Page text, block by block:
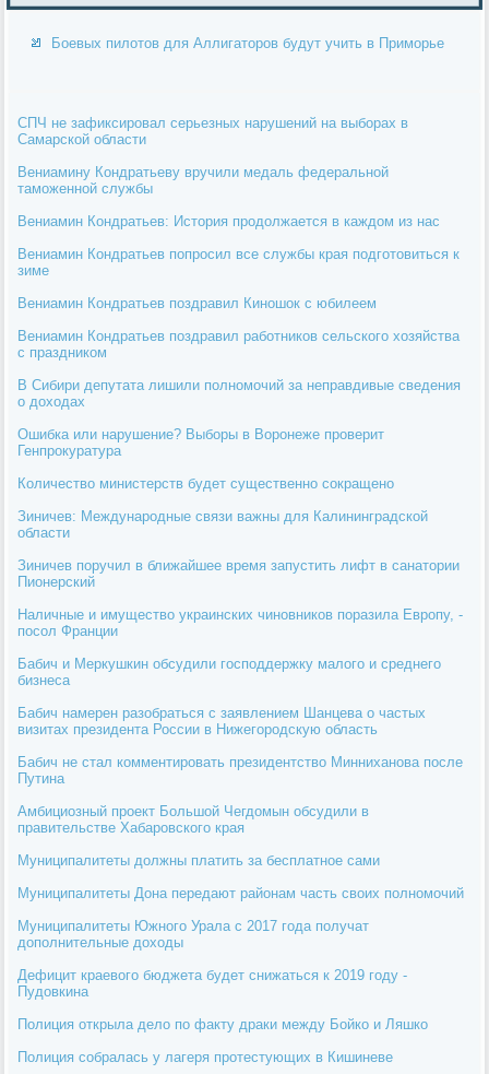
Боевых пилотов для Аллигаторов будут учить в Приморье
СПЧ не зафиксировал серьезных нарушений на выборах в
Самарской области
Вениамину Кондратьеву вручили медаль федеральной
таможенной службы
Вениамин Кондратьев: История продолжается в каждом из нас
Вениамин Кондратьев попросил все службы края подготовиться к
зиме
Вениамин Кондратьев поздравил Киношок с юбилеем
Вениамин Кондратьев поздравил работников сельского хозяйства
с праздником
В Сибири депутата лишили полномочий за неправдивые сведения
о доходах
Ошибка или нарушение? Выборы в Воронеже проверит
Генпрокуратура
Количество министерств будет существенно сокращено
Зиничев: Международные связи важны для Калининградской
области
Зиничев поручил в ближайшее время запустить лифт в санатории
Пионерский
Наличные и имущество украинских чиновников поразила Европу, -
посол Франции
Бабич и Меркушкин обсудили господдержку малого и среднего
бизнеса
Бабич намерен разобраться с заявлением Шанцева о частых
визитах президента России в Нижегородскую область
Бабич не стал комментировать президентство Минниханова после
Путина
Амбициозный проект Большой Чегдомын обсудили в
правительстве Хабаровского края
Муниципалитеты должны платить за бесплатное сами
Муниципалитеты Дона передают районам часть своих полномочий
Муниципалитеты Южного Урала с 2017 года получат
дополнительные доходы
Дефицит краевого бюджета будет снижаться к 2019 году -
Пудовкина
Полиция открыла дело по факту драки между Бойко и Ляшко
Полиция собралась у лагеря протестующих в Кишиневе